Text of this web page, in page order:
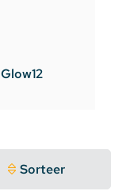
Glow12
Sorteer